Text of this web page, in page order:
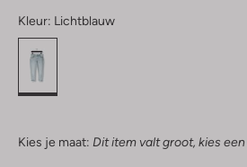
Kleur: Lichtblauw
Kies je maat: Dit item valt groot, kies